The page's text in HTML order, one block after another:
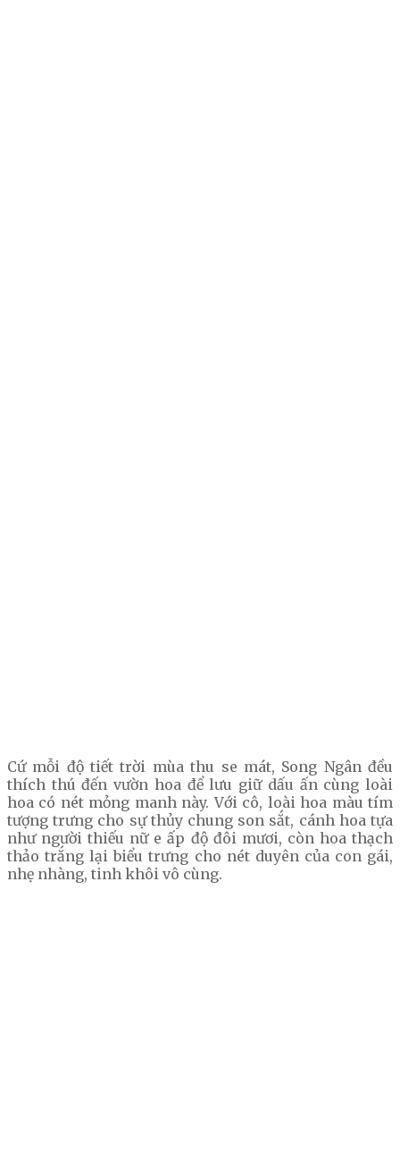
Cứ mỗi độ tiết trời mùa thu se mát, Song Ngân đều
thích thú đến vườn hoa để lưu giữ dấu ấn cùng loài
hoa có nét mỏng manh này. Với cô, loài hoa màu tím
tượng trưng cho sự thủy chung son sắt, cánh hoa tựa
như người thiếu nữ e ấp độ đôi mươi, còn hoa thạch
thảo trắng lại biểu trưng cho nét duyên của con gái,
nhẹ nhàng, tinh khôi vô cùng.